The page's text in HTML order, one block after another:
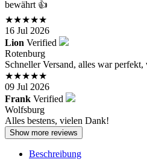
bewährt 👍
★★★★★
16 Jul 2026
Lion Verified
Rotenburg
Schneller Versand, alles war
★★★★★
09 Jul 2026
Frank Verified
Wolfsburg
Alles bestens, vielen Dank!
Show more reviews
Beschreibung